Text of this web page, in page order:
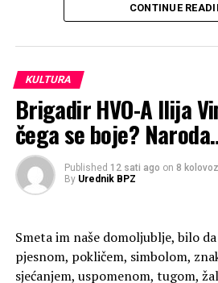
Osam katova i dvije
CONTINUE
KULTURA
Brigadir HVO-A Ilija
čega se boje?
Published 12 sati ago on 8
By Urednik BPZ
Smeta im naše domoljublje, bilo
pjesnom, pokličem, simbolom,
sjećanjem, uspomenom, tugom,